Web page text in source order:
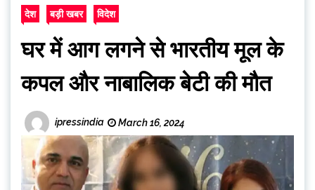
देश बड़ी खबर विदेश
घर में आग लगने से भारतीय मूल के
कपल और नाबालिक बेटी की मौत
ipressindia March 16, 2024